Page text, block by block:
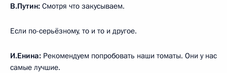
В.Путин: Смотря что закусываем.
Если по-серьёзному, то и то и другое.
И.Енина: Рекомендуем попробовать наши томаты. Они у нас
самые лучшие.